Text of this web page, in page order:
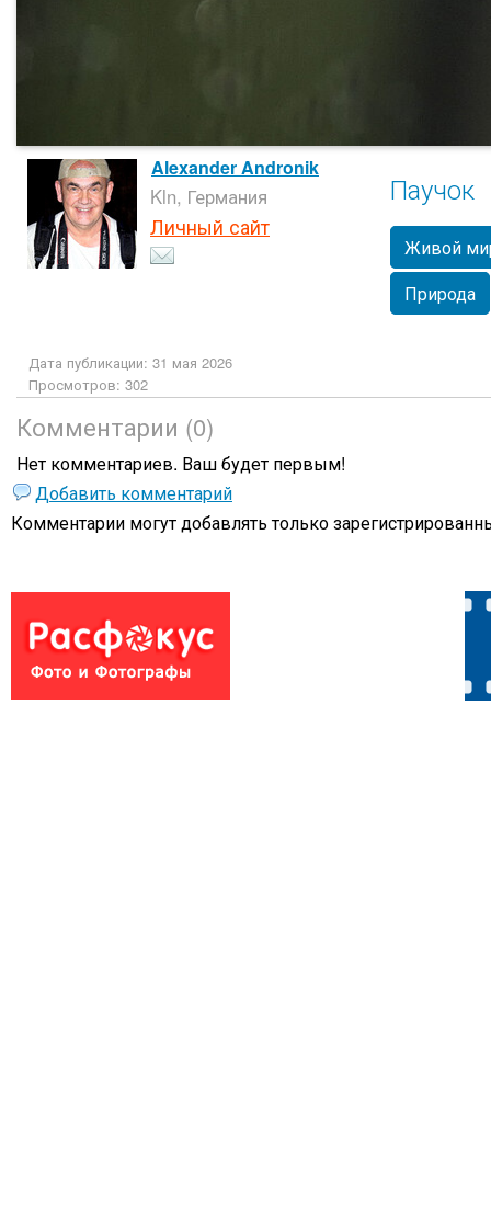
Alexander Andronik
Kln, Германия
Личный сайт
Паучок
Живой
Природа
Дата публикации: 31 мая 2026
Просмотров: 302
Комментарии (0)
Нет комментариев. Ваш будет первым!
Добавить комментарий
Комментарии могут добавлять только